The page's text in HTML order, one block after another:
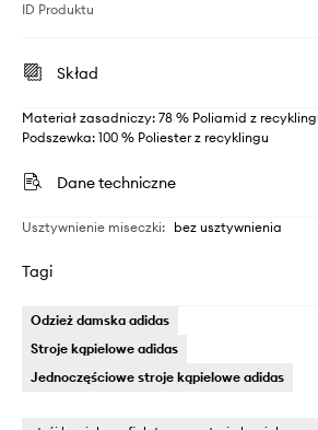
ID Produktu
Skład
Materiał zasadniczy: 78 % Poliamid z
Podszewka: 100 % Poliester z recyklingu
Dane techniczne
Usztywnienie miseczki: bez usztywnienia
Tagi
Odzież damska adidas
Stroje kąpielowe adidas
Jednoczęściowe stroje kąpielowe adidas